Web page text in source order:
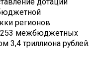
регионов
253 межбюджетных
3,4 триллиона рублей.